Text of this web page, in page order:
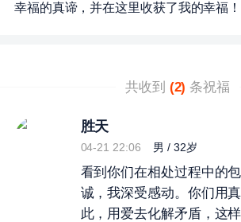
幸福的真谛，并在这里收获了我的幸福！
共收到 (2) 条祝福
胜天
04-21 22:06 男 / 32岁
看到你们在相处过程中的
诚，我深受感动。你们用
此，用爱去化解矛盾，这